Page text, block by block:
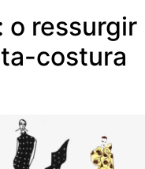
o ressurgir
costura